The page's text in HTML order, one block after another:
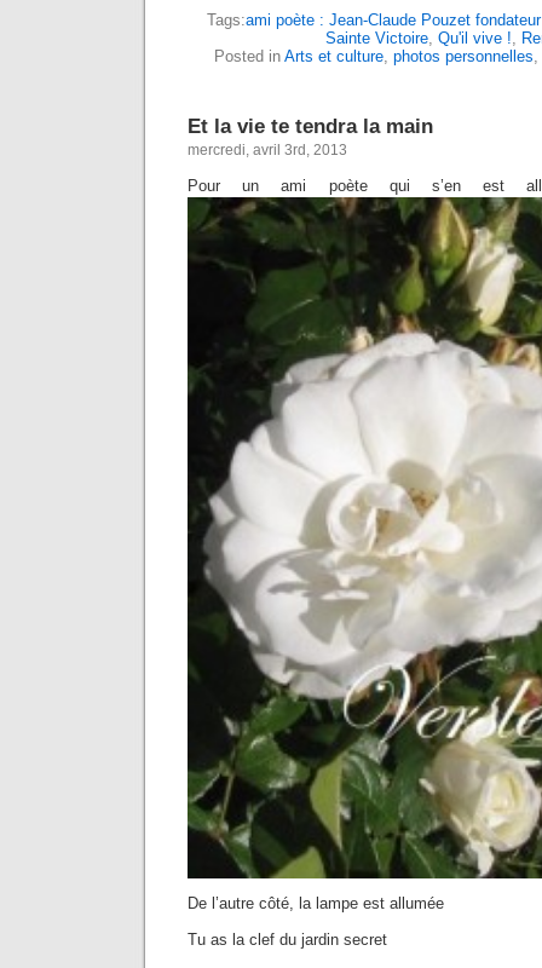
Tags:ami poète : Jean-Claude Pouzet
Sainte Victoire, Qu'il vive !,
Posted in Arts et culture, photos personnelles,
Et la vie te tendra la main
mercredi, avril 3rd, 2013
Pour un ami poète qui s’en est
De l’autre côté, la lampe est allumée
Tu as la clef du jardin secret